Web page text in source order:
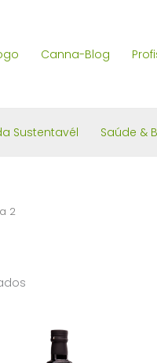
Canna-Blog
Sustentavél Saúde &
2